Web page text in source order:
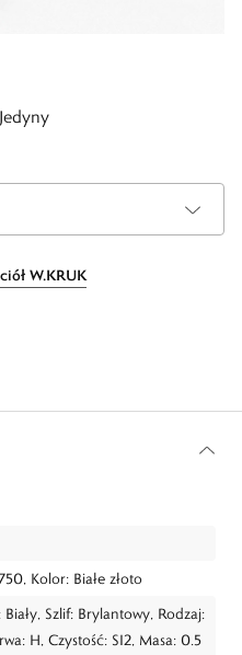
W.KRUK
Kolor: Białe złoto
Szlif: Brylantowy, Rodzaj:
H, Czystość: SI2, Masa: 0.5